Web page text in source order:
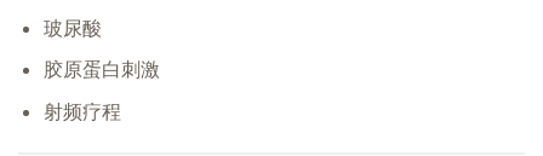
玻尿酸
胶原蛋白刺激
射频疗程